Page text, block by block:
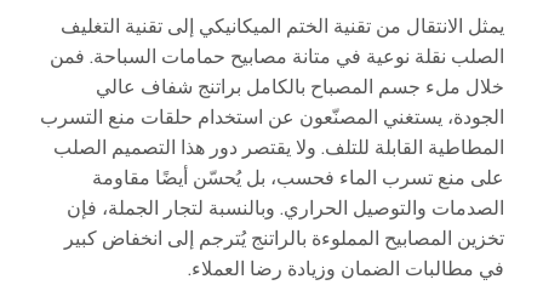
يمثل الانتقال من تقنية الختم الميكانيكي إلى تقنية التغليف
الصلب نقلة نوعية في متانة مصابيح حمامات السباحة. فمن
خلال ملء جسم المصباح بالكامل براتنج شفاف عالي
الجودة، يستغني المصنّعون عن استخدام حلقات منع التسرب
المطاطية القابلة للتلف. ولا يقتصر دور هذا التصميم الصلب
على منع تسرب الماء فحسب، بل يُحسّن أيضًا مقاومة
الصدمات والتوصيل الحراري. وبالنسبة لتجار الجملة، فإن
تخزين المصابيح المملوءة بالراتنج يُترجم إلى انخفاض كبير
في مطالبات الضمان وزيادة رضا العملاء.